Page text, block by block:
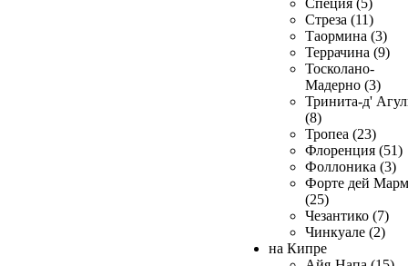
Специя (5)
Стреза (11)
Таормина (3)
Террачина (9)
Тосколано-
Мадерно (3)
Тринита-д'
(8)
Тропеа (23)
Флоренция (51)
Фоллоника (3)
Форте дей
(25)
Чезантико (7)
Чинкуале (2)
на Кипре